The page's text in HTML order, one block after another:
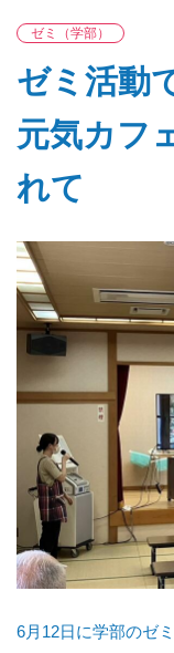
ゼミ（学部）
ゼミ活動
元気カフ
れて
6月12日に学部のゼ